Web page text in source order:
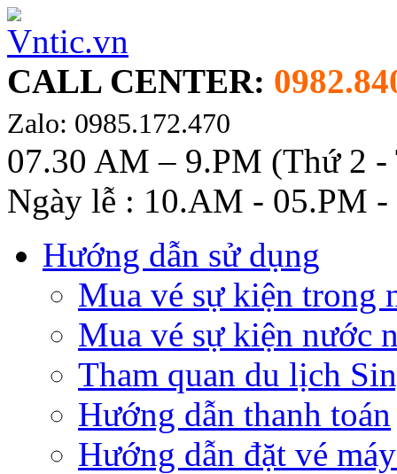
CALL CENTER:
Zalo: 0985.172.470
07.30 AM – 9.PM (Thứ 2 -
Ngày lễ : 10.AM - 05.PM -
Hướng dẫn sử dụng
Mua vé sự kiện trong
Mua vé sự kiện nước
Tham quan du lịch
Hướng dẫn thanh toán
Hướng dẫn đặt vé